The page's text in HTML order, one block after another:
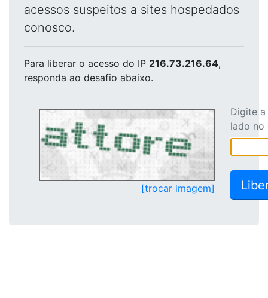
acessos suspeitos a sites hospedados
conosco.
Para liberar o acesso do IP 216.73.216.64,
responda ao desafio abaixo.
[trocar imagem]
Digite
lado no